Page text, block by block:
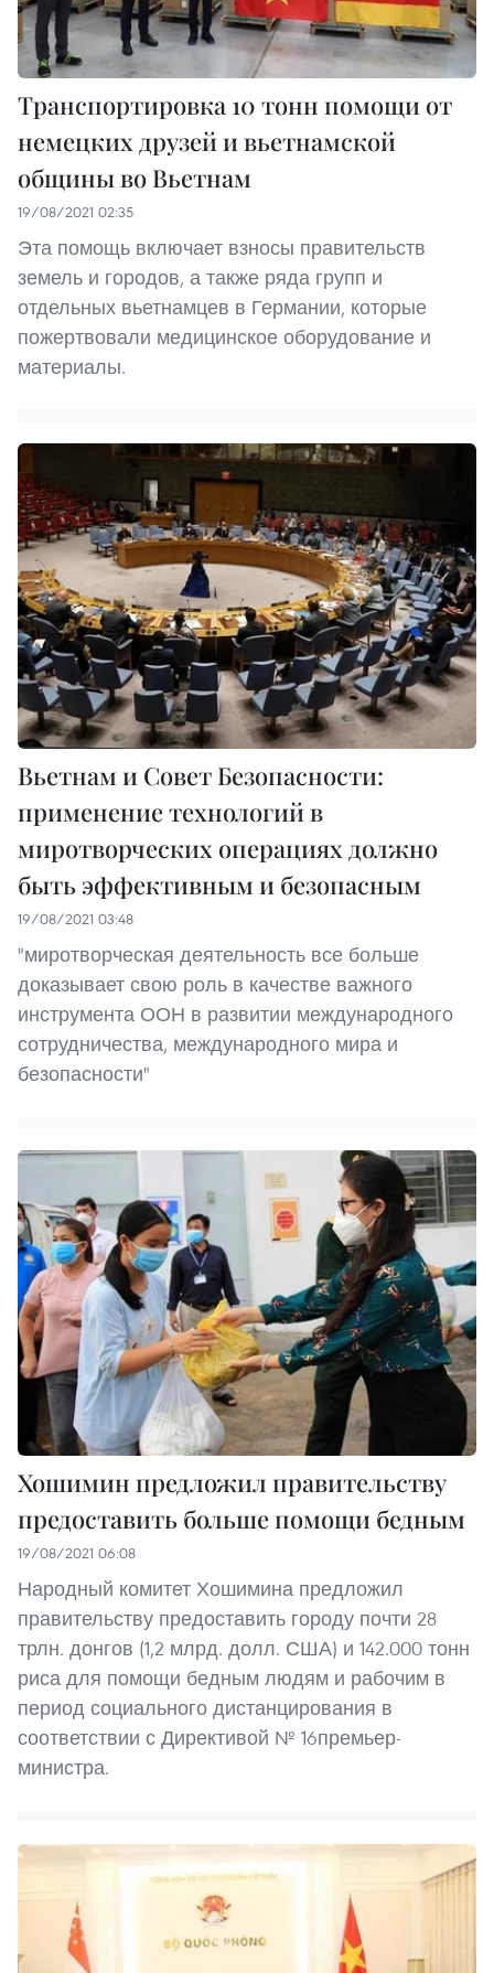
Транспортировка 10 тонн помощи от
немецких друзей и вьетнамской
общины во Вьетнам
19/08/2021 02:35
Эта помощь включает взносы правительств
земель и городов, а также ряда групп и
отдельных вьетнамцев в Германии, которые
пожертвовали медицинское оборудование и
материалы.
Вьетнам и Совет Безопасности:
применение технологий в
миротворческих операциях должно
быть эффективным и безопасным
19/08/2021 03:48
"миротворческая деятельность все больше
доказывает свою роль в качестве важного
инструмента ООН в развитии международного
сотрудничества, международного мира и
безопасности"
Хошимин предложил правительству
предоставить больше помощи бедным
19/08/2021 06:08
Народный комитет Хошимина предложил
правительству предоставить городу почти 28
трлн. донгов (1,2 млрд. долл. США) и 142.000 тонн
риса для помощи бедным людям и рабочим в
период социального дистанцирования в
соответствии с Директивой № 16премьер-
министра.